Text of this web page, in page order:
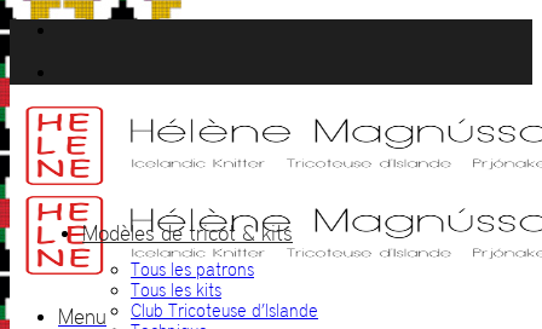
Passer
au
contenu
Menu
Modèles de tricot & kits
Tous les patrons
Tous les kits
Club Tricoteuse d’Islande